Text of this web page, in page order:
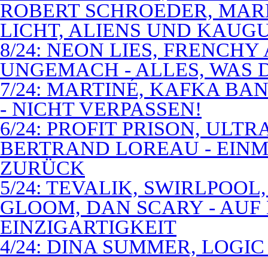
ROBERT SCHROEDER,
LICHT, ALIENS UND
8/24: NEON LIES,
UNGEMACH - ALLES, WAS
7/24: MARTINÉ, KAFKA
- NICHT VERPASSEN!
6/24: PROFIT PRISON,
BERTRAND LOREAU -
ZURÜCK
5/24: TEVALIK,
GLOOM, DAN SCARY -
EINZIGARTIGKEIT
4/24: DINA SUMMER,